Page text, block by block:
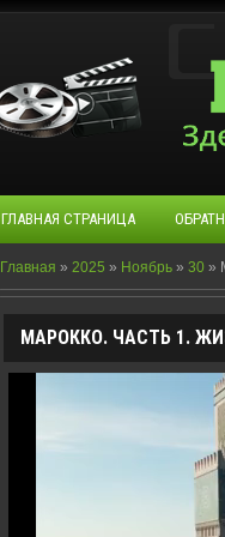
ГЛАВНАЯ СТРАНИЦА
Главная » 2025 » Ноябрь » 30 »
МАРОККО. ЧАСТЬ 1.